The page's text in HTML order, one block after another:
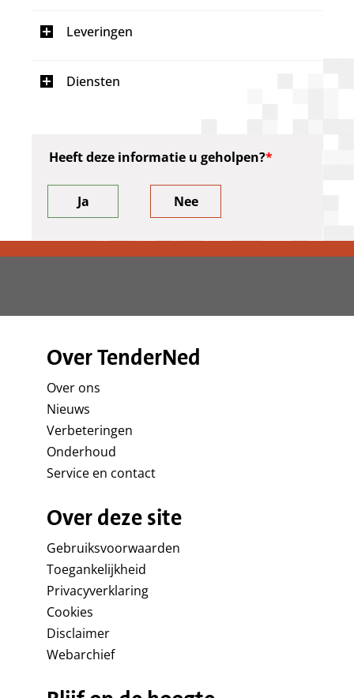
I
e
t
Leveringen
I
l
p
Diensten
Heeft deze informatie u geholpen?
Ja Nee
Over TenderNed
Over ons
Nieuws
Verbeteringen
Onderhoud
Service en contact
Over deze site
Gebruiksvoorwaarden
Toegankelijkheid
Privacyverklaring
Cookies
Disclaimer
Webarchief